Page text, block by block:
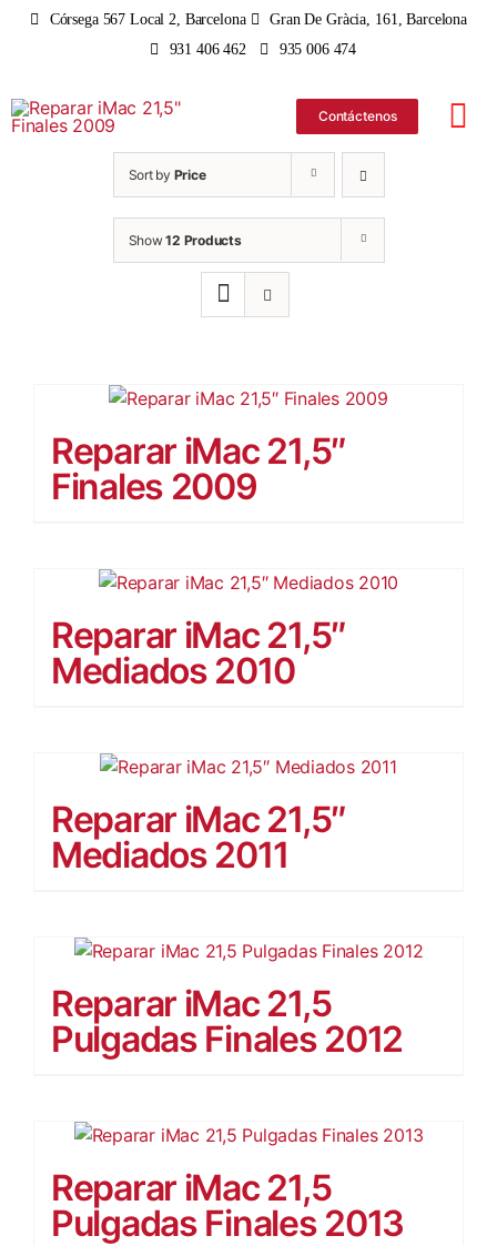
Skip
Córsega 567 Local 2, Barcelona
Gran De Gràcia, 161, Barcelona
931 406 462
935 006 474
Contáctenos
Sort by Price
Show12 Products
Reparar iMac 21,5″
Finales 2009
Reparar iMac 21,5″
Mediados 2010
Reparar iMac 21,5″
Mediados 2011
Reparar iMac 21,5
Pulgadas Finales 2012
Reparar iMac 21,5
Pulgadas Finales 2013